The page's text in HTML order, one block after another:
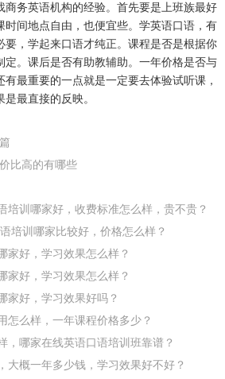
商务英语机构的经验。首先要是上班族最好
时间地点自由，也便宜些。学英语口语，有
要，学起来口语才纯正。课程是否是根据你
定。课后是否有助教辅助。一年价格是否与
有最重要的一点就是一定要去体验试听课，
最直接的反映。
比高的有哪些
培训哪家好，收费标准怎么样，贵不贵？
培训哪家比较好，价格怎么样？
家好，学习效果怎么样？
家好，学习效果怎么样？
家好，学习效果好吗？
怎么样，一年课程价格多少？
，哪家在线英语口语培训班靠谱？
大概一年多少钱，学习效果好不好？